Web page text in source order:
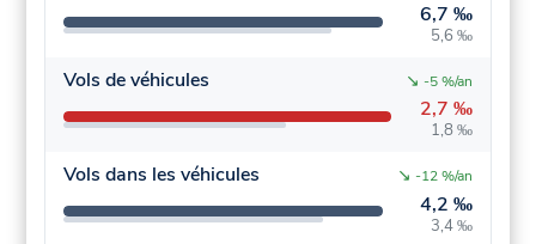
6,7 ‰
5,6 ‰
Vols de véhicules
2,7 ‰
1,8 ‰
↘ -5 %/an
Vols dans les véhicules
4,2 ‰
3,4 ‰
↘ -12 %/an